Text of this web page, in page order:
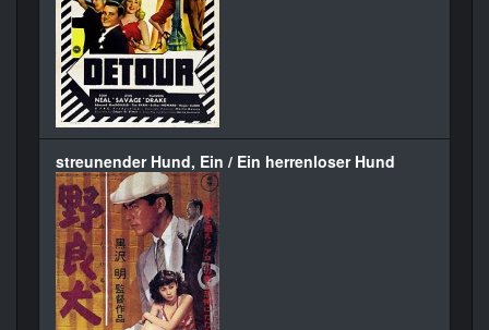
streunender Hund, Ein / Ein herrenloser Hund